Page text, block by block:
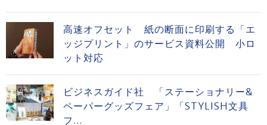
高速オフセット 紙の断面に印刷する「エ
ッジプリント」のサービス資料公開 小ロ
ット対応
ビジネスガイド社 「ステーショナリー&
ペーパーグッズフェア」「STYLISH文具
フ...